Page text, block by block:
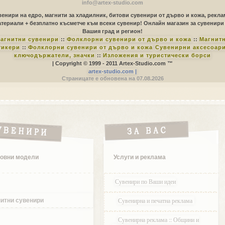
info@artex-studio.com
на едро, магнити за хладилник, битови сувенири от дърво и кожа,
+ безплатно късметче към всеки сувенир! Онлайн магазин за сувенири
Вашия град и регион!
сувенири :: Фолклорни сувенири от дърво и кожа ::
:: Фолклорни сувенири от дърво и кожа Сувенирни
ключодържатели, значки :: Изложения и туристически борси
| Copyright © 1999 - 2011 Artex-Studio.com ™
artex-studio.com |
Страницате е обновена на 07.08.2026
модели
сувенири
Услуги и реклама
Сувенири по Ваши идеи
Сувенирна и печатна реклама
Сувенирна реклама :: Общини и